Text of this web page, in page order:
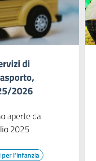
di
2026
aperte da
2025
per l'infanzia